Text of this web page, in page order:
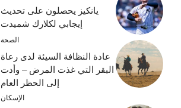
يانكيز يحصلون على تحديث
إيجابي لكلارك شميدت
الصحة
عادة النظافة السيئة لدى رعاة
البقر التي غذت المرض – وأدت
إلى الحظر العام
الإسكان